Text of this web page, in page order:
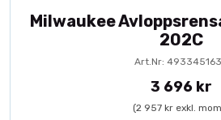
Milwaukee
202C
Art.Nr:
3 696 kr
(2 957 kr exkl.